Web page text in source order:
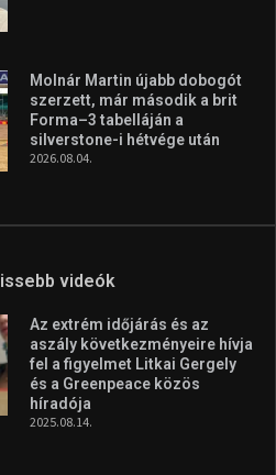
Molnár Martin újabb dobogót
szerzett, már második a brit
Forma–3 tabelláján a
silverstone-i hétvége után
2026.08.04.
videók
Az extrém időjárás és az
aszály következményeire hívja
fel a figyelmet Litkai Gergely
és a Greenpeace közös
híradója
2025.08.14.